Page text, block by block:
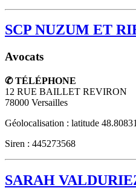
SCP NUZUM ET
Avocats
✆ TÉLÉPHONE
12 RUE BAILLET REVIRON
78000 Versailles
Géolocalisation : latitude
Siren : 445273568
SARAH